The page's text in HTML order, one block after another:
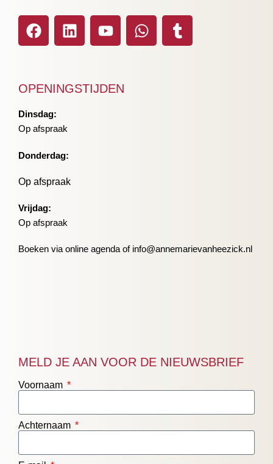
OPENINGSTIJDEN
Dinsdag:
Op afspraak
Donderdag:
Op afspraak
Vrijdag:
Op afspraak
Boeken via online agenda of info@annemarievanheezick.nl
MELD JE AAN VOOR DE NIEUWSBRIEF
Voornaam
Achternaam